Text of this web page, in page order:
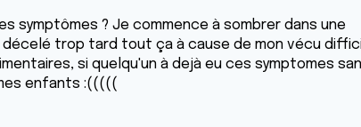
symptômes ? Je commence à sombrer dans une
trop tard tout ça à cause de mon vécu
si quelqu'un à dejà eu ces symptomes
enfants :(((((